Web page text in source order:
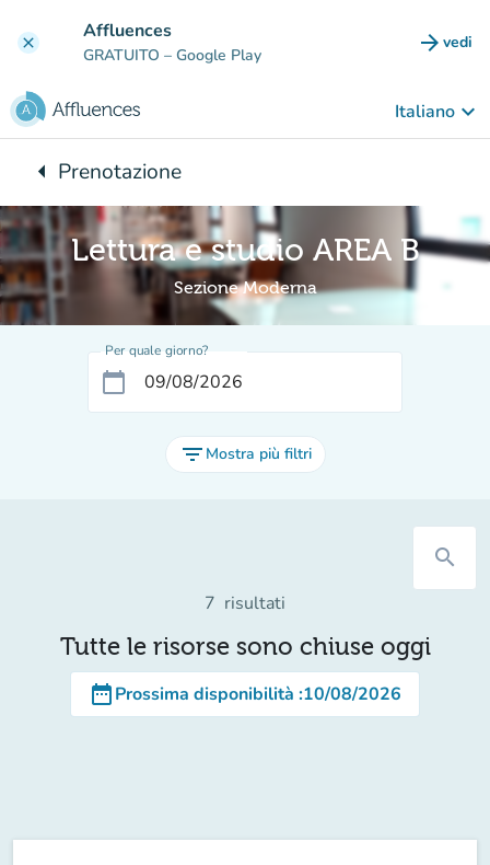
clear Affluences
GRATUITO – Google Play arrow_forward vedi
Italiano keyboard_arrow_down
arrow_leftTorna a:
Prenotazione
Lettura e studio AREA B
Sezione Moderna
Per quale giorno?
calendar_today
filter_list Mostra più filtri
search
7 risultati
Tutte le risorse sono chiuse oggi
date_rangeProssima disponibilità :10/08/2026